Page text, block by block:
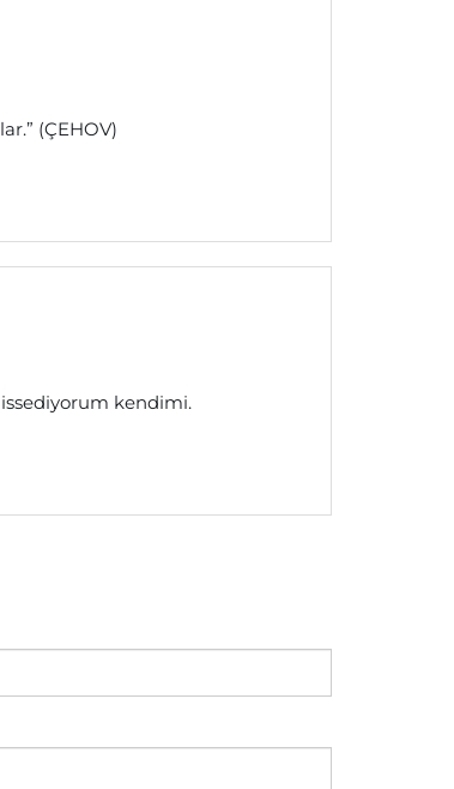
(ÇEHOV)
kendimi.